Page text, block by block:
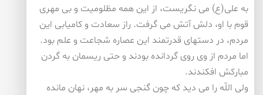
به علی(ع) می نگریست، از این همه مظلومیت و بی مهری
قوم با او، دلش آتش می گرفت. راز سعادت و كامیابی این
مردم، در دستهای قدرتمند این عصاره شجاعت و علم بود.
اما مردم از وی روی گردانده بودند و حتی ریسمان به گردن
مباركش افكندند.
ولی اللّه را می دید كه چون گنجی سر به مهر، نهان مانده